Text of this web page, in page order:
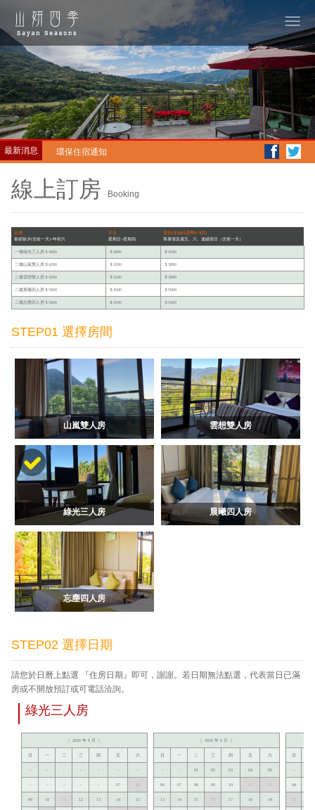
最新消息
私廚料理
環保住宿通知
私廚料理
導航通知注意事項
線上訂房 Booking
定價
春節除夕(含前一天)~年初六
平日
星期日~星期四
假日(含金針花季8~9月)
寒暑假及週五、六、連續假日（含前一天）
一樓綠光三人房＄4800 ＄3800 ＄4500
二樓山嵐雙人房＄4200 ＄3200 ＄3800
二樓雲想雙人房＄4200 ＄3200 ＄3800
二樓晨曦四人房＄5800 ＄4500 ＄5000
二樓忘塵四人房＄5800 ＄4500 ＄5000
STEP01 選擇房間
山嵐雙人房 雲想雙人房
綠光三人房 晨曦四人房
忘塵四人房
STEP02 選擇日期
請您於日曆上點選 『住房日期』即可，謝謝。若日期無法點選，代表當日已滿
房或不開放預訂或可電話洽詢。
綠光三人房
｜ 2026 年 8 月 ｜
日 一 二 三 四 五 六
- - - - - - -
- - - - - 07
09 10 11 12 13 14 15
｜ 2026 年 9 月 ｜
日 一 二 三 四 五 六
- - 01 02 03 04 05
06 07 08 09 10 11 12
13 14 15 16 17 18 19
日
-
04
11